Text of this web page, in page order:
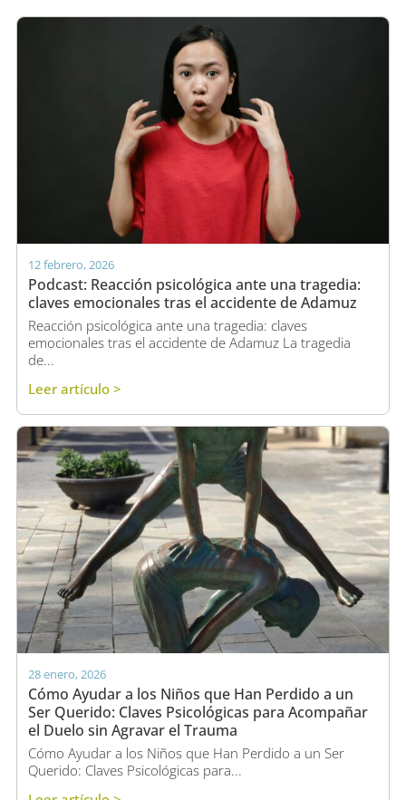
12 febrero, 2026
Podcast: Reacción psicológica ante una tragedia:
claves emocionales tras el accidente de Adamuz
Reacción psicológica ante una tragedia: claves
emocionales tras el accidente de Adamuz La tragedia
de...
Leer artículo >
28 enero, 2026
Cómo Ayudar a los Niños que Han Perdido a un
Ser Querido: Claves Psicológicas para Acompañar
el Duelo sin Agravar el Trauma
Cómo Ayudar a los Niños que Han Perdido a un Ser
Querido: Claves Psicológicas para...